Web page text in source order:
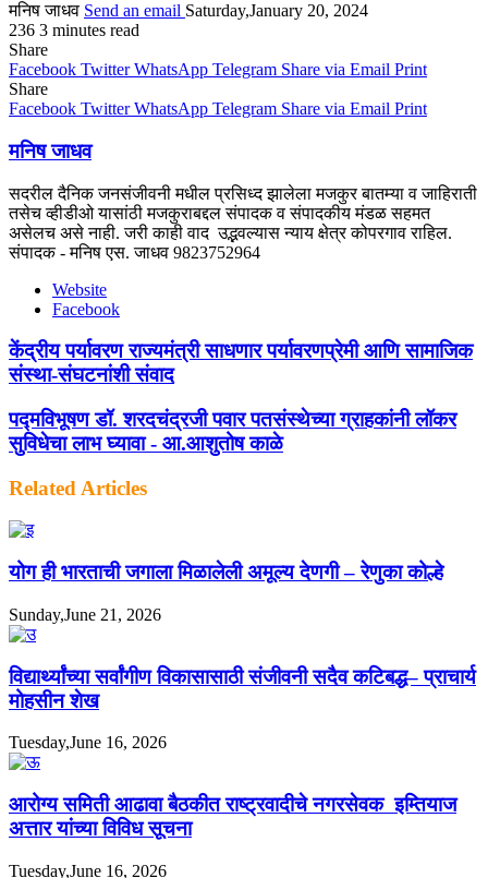
मनिष जाधव Send an email Saturday,January 20, 2024
236 3 minutes read
Share
Facebook Twitter WhatsApp Telegram Share via Email Print
Share
Facebook Twitter WhatsApp Telegram Share via Email Print
मनिष जाधव
सदरील दैनिक जनसंजीवनी मधील प्रसिध्द झालेला मजकुर बातम्या व जाहिराती
तसेच व्हीडीओ यासांठी मजकुराबद्दल संपादक व संपादकीय मंडळ सहमत
असेलच असे नाही. जरी काही वाद उद्भवल्यास न्याय क्षेत्र कोपरगाव राहिल.
संपादक - मनिष एस. जाधव 9823752964
Website
Facebook
केंद्रीय पर्यावरण राज्यमंत्री साधणार पर्यावरणप्रेमी आणि सामाजिक
संस्था-संघटनांशी संवाद
पद्मविभूषण डॉ. शरदचंद्रजी पवार पतसंस्थेच्या ग्राहकांनी लॉकर
सुविधेचा लाभ घ्यावा - आ.आशुतोष काळे
Related Articles
योग ही भारताची जगाला मिळालेली अमूल्य देणगी – रेणुका कोल्हे
Sunday,June 21, 2026
विद्यार्थ्यांच्या सर्वांगीण विकासासाठी संजीवनी सदैव कटिबद्ध– प्राचार्य
मोहसीन शेख
Tuesday,June 16, 2026
आरोग्य समिती आढावा बैठकीत राष्ट्रवादीचे नगरसेवक इम्तियाज
अत्तार यांच्या विविध सूचना
Tuesday,June 16, 2026